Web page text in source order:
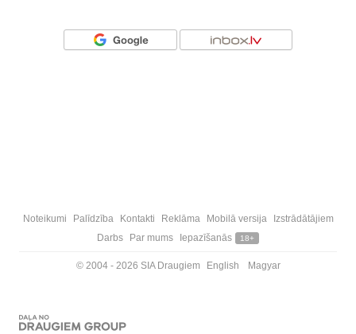
Noteikumi Palīdzība Kontakti Reklāma Mobilā versija
Izstrādātājiem
Darbs
Par mums Iepazīšanās 18+
© 2004 - 2026 SIA Draugiem English Magyar